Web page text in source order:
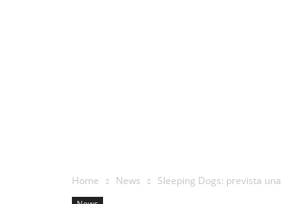
Home News Sleeping Dogs: prevista